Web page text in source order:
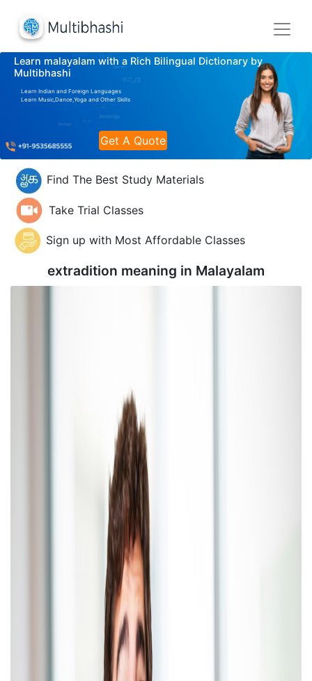
Learn malayalam with a Rich Bilingual Dictionary by
Multibhashi
Learn Indian and Foreign Languages
Learn Music,Dance,Yoga and Other Skills
Get A Quote
Find The Best Study Materials
Take Trial Classes
Sign up with Most Affordable Classes
extradition meaning in Malayalam